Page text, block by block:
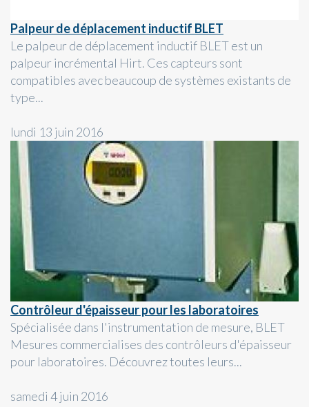
Palpeur de déplacement inductif BLET
Le palpeur de déplacement inductif BLET est un
palpeur incrémental Hirt. Ces capteurs sont
compatibles avec beaucoup de systèmes existants de
type...
lundi 13 juin 2016
Contrôleur d'épaisseur pour les laboratoires
Spécialisée dans l'instrumentation de mesure, BLET
Mesures commercialises des contrôleurs d'épaisseur
pour laboratoires. Découvrez toutes leurs...
samedi 4 juin 2016